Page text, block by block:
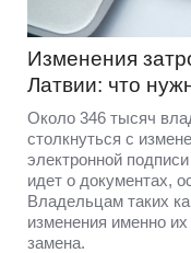
Изменения
Латвии: что
Около 346 тысяч
столкнуться с
электронной
идет о документах,
Владельцам таких
изменения именно
замена.